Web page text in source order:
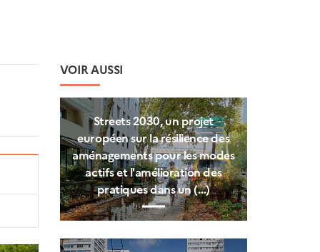
VOIR AUSSI
Streets 2030, un projet
européen sur la résilience des
aménagements pour les modes
actifs et l'amélioration des
pratiques dans un (…)